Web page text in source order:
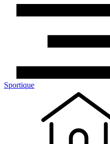
Sportique